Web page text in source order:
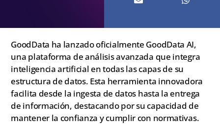
GoodData ha lanzado oficialmente GoodData AI,
una plataforma de análisis avanzada que integra
inteligencia artificial en todas las capas de su
estructura de datos. Esta herramienta innovadora
facilita desde la ingesta de datos hasta la entrega
de información, destacando por su capacidad de
mantener la confianza y cumplir con normativas.